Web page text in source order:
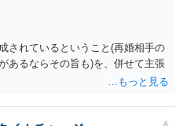
ると、17・18あたりでネガティブ
、たとえば、あなた自身が安定し
い援助が得られ、お父様の影響を
なかなか認められないように思わ
には問題のあるかたもいるかもし
場に立って動こうとされているか
されているということ(再婚相手の
あるならその旨も)を、併せて主張